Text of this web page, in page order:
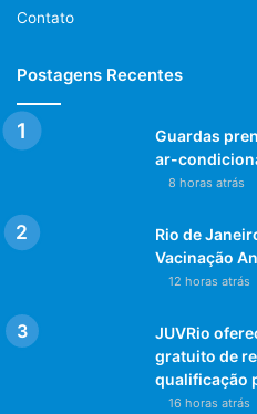
Contato
Postagens Recentes
Guardas
ar-
8 horas atrás
Rio de
Vacinação
12 horas atrás
JUVRio
gratuito de
qualificação
16 horas atrás